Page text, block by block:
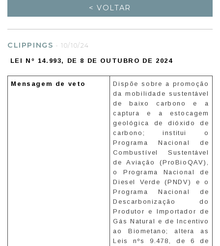
< VOLTAR
CLIPPINGS -10/10/24
LEI Nº 14.993, DE 8 DE OUTUBRO DE 2024
Mensagem de veto
Dispõe sobre a promoção
da mobilidade sustentável
de baixo carbono e a
captura e a estocagem
geológica de dióxido de
carbono; institui o
Programa Nacional de
Combustível Sustentável
de Aviação (ProBioQAV),
o Programa Nacional de
Diesel Verde (PNDV) e o
Programa Nacional de
Descarbonização do
Produtor e Importador de
Gás Natural e de Incentivo
ao Biometano; altera as
Leis nºs 9.478, de 6 de